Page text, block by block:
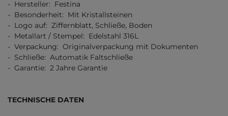
- Hersteller: Festina
- Besonderheit: Mit Kristallsteinen
- Logo auf: Ziffernblatt, Schließe, Boden
- Metallart / Stempel: Edelstahl 316L
- Verpackung: Originalverpackung mit Dokumenten
- Schließe: Automatik Faltschließe
- Garantie: 2 Jahre Garantie
TECHNISCHE DATEN